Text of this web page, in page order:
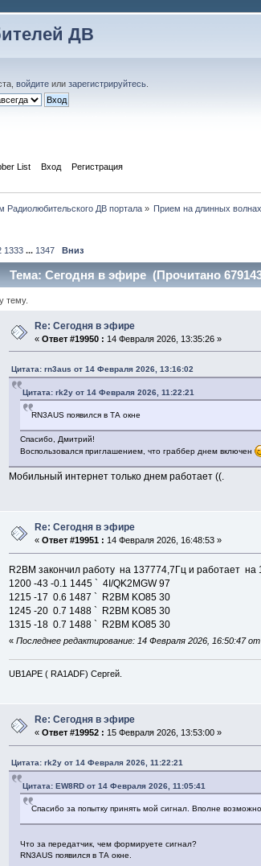
ДВ
войдите илизарегистрируйтесь
List Вход Регистрация
Радиолюбительского ДВ портала» Прием на длинных волнах
1333 ... 1347 Вниз
Тема: Сегодня в эфире (Прочитано
тему.
Re: Сегодня в эфире
«Ответ #19950 : 14 Февраля 2026, 13:35:26 »
Цитата: rn3aus от 14 Февраля 2026, 13:16:02
Цитата: rk2y от 14 Февраля 2026, 11:22:21
RN3AUS появился в ТА окне
Спасибо, Дмитрий!
Воспользовался приглашением, что граббер днем включен
Мобильный интернет только днем работает ((.
Re: Сегодня в эфире
«Ответ #19951 : 14 Февраля 2026, 16:48:53 »
R2BM закончил работу на 137774,7Гц и работает
1200 -43 -0.1 1445 ` 4I/QK2MGW 97
1215 -17 0.6 1487 ` R2BM KO85 30
1245 -20 0.7 1488 ` R2BM KO85 30
1315 -18 0.7 1488 ` R2BM KO85 30
« Последнее редактирование: 14 Февраля 2026, 16:50:47
UB1APE ( RA1ADF) Сергей.
Re: Сегодня в эфире
«Ответ #19952 : 15 Февраля 2026, 13:53:00 »
Цитата: rk2y от 14 Февраля 2026, 11:22:21
Цитата: EW8RD от 14 Февраля 2026, 11:05:41
Спасибо за попытку принять мой сигнал. Вполне
Что за передатчик, чем формируете сигнал?
RN3AUS появился в ТА окне.